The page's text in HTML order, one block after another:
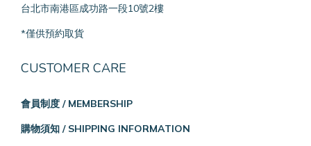
台北市南港區成功路一段10號2樓
*僅供預約取貨
CUSTOMER CARE
會員制度 / MEMBERSHIP
購物須知 / SHIPPING INFORMATION